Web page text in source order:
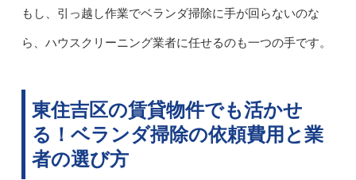
もし、引っ越し作業でベランダ掃除に手が回らないのな
ら、ハウスクリーニング業者に任せるのも一つの手です。
東住吉区の賃貸物件でも活かせ
る！ベランダ掃除の依頼費用と業
者の選び方